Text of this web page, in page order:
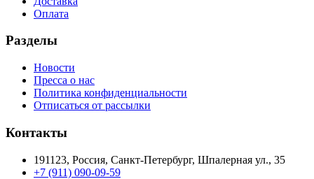
Оплата
Разделы
Новости
Пресса о нас
Политика конфиденциальности
Отписаться от рассылки
Контакты
191123, Россия, Санкт-Петербург, Шпалерная ул., 35
+7 (911) 090-09-59